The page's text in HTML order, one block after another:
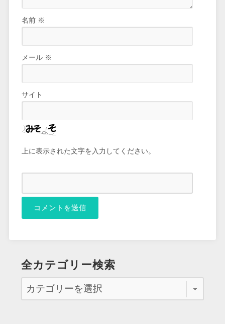
名前 ※
メール ※
サイト
上に表示された文字を入力してください。
全カテゴリー検索